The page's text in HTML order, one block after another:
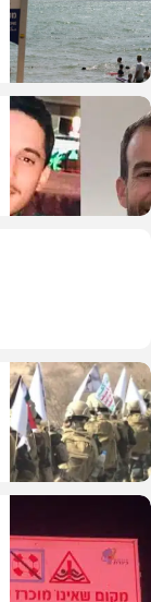
בריאות
בארץ
בעולם